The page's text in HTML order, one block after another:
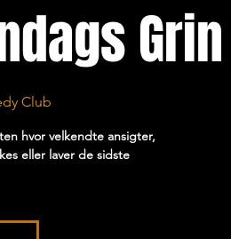
Grin
Club
hvor velkendte ansigter,
eller laver de sidste